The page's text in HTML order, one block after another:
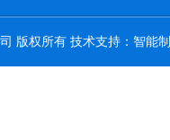
版权所有 技术支持： 智能